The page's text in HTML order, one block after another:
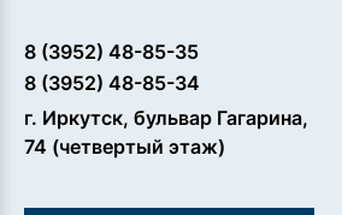
8 (3952) 48-85-35
8 (3952) 48-85-34
г. Иркутск, бульвар Гагарина,
74 (четвертый этаж)